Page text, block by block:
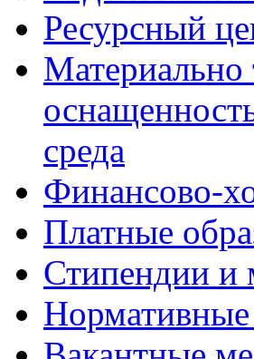
Ресурсный
Материально
среда
Финансово-
Платные
Стипендии и